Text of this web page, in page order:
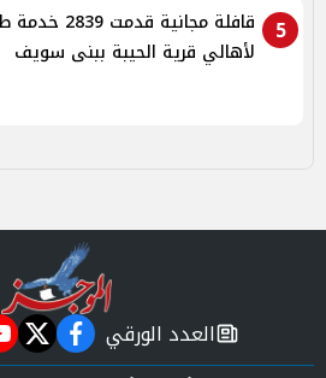
5
قافلة مجانية قدمت
لأهالي قرية الحيبة ببنى سويف
newspaper
العدد الورقي